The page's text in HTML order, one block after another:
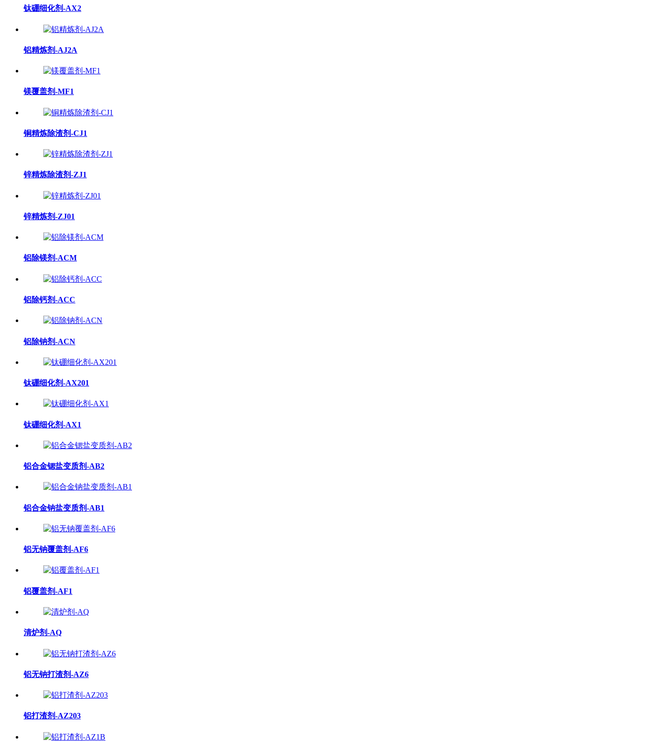
钛硼细化剂-AX2
铝精炼剂-AJ2A
镁覆盖剂-MF1
铜精炼除渣剂-CJ1
锌精炼除渣剂-ZJ1
锌精炼剂-ZJ01
铝除镁剂-ACM
铝除钙剂-ACC
铝除钠剂-ACN
钛硼细化剂-AX201
钛硼细化剂-AX1
铝合金锶盐变质剂-AB2
铝合金钠盐变质剂-AB1
铝无钠覆盖剂-AF6
铝覆盖剂-AF1
清炉剂-AQ
铝无钠打渣剂-AZ6
铝打渣剂-AZ203